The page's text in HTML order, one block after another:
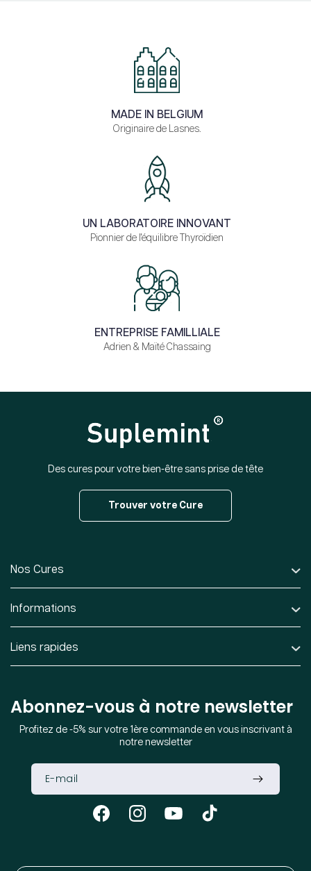
MADE IN BELGIUM
Originaire de Lasnes.
UN LABORATOIRE INNOVANT
Pionnier de l'équilibre Thyroïdien
ENTREPRISE FAMILLIALE
Adrien & Maïté Chassaing
Des cures pour votre bien-être sans prise de tête
Trouver votre Cure
Nos Cures
Informations
Liens rapides
Abonnez-vous à notre newsletter
Profitez de -5% sur votre 1ère commande en vous inscrivant à
notre newsletter
FacebookInstagramYouTube TikTok